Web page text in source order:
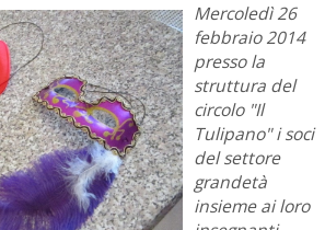
Mercoledì 26
febbraio 2014
presso la
struttura del
circolo "Il
Tulipano" i soci
del settore
grandetà
insieme ai loro